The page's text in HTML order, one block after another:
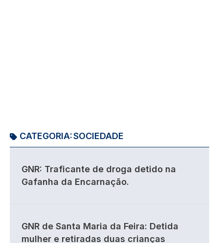
CATEGORIA:SOCIEDADE
GNR: Traficante de droga detido na
Gafanha da Encarnação.
GNR de Santa Maria da Feira: Detida
mulher e retiradas duas crianças